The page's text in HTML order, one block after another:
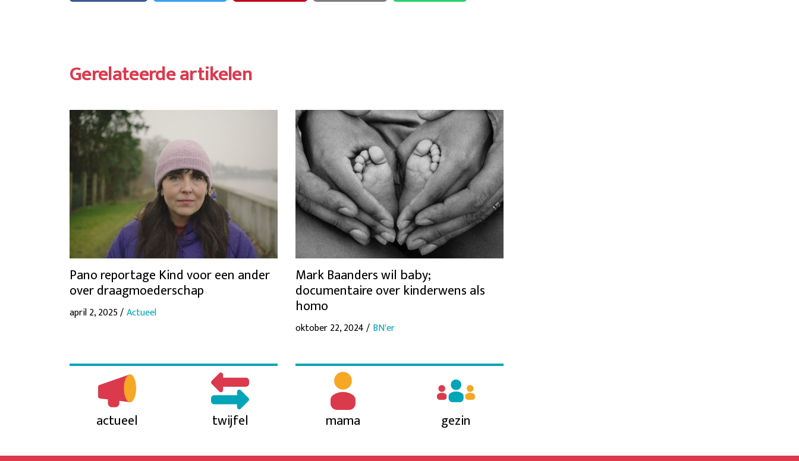
Gerelateerde artikelen
Pano reportage Kind voor een ander
over draagmoederschap
april 2, 2025 /Actueel
Mark Baanders wil baby;
documentaire over kinderwens als
homo
oktober 22, 2024 / BN'er
actueel twijfel mama gezin